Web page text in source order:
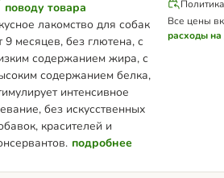
поводу товара
лакомство для собак
9 месяцев, без глютена, с
содержанием жира, с
содержанием белка,
интенсивное
без искусственных
красителей и
подробнее
Все цены
расходы на